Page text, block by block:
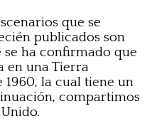
que se
publicados son
se ha confirmado que
en una Tierra
la cual tiene un
compartimos